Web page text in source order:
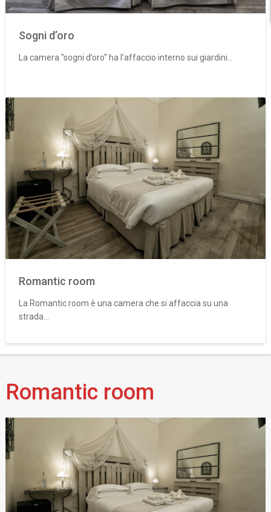
Sogni d’oro
La camera "sogni d’oro" ha l’affaccio interno sui giardini...
Romantic room
La Romantic room è una camera che si affaccia su una
strada...
Romantic room